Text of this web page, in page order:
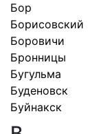
Бор
Борисовский
Боровичи
Бронницы
Бугульма
Буденовск
Буйнакск